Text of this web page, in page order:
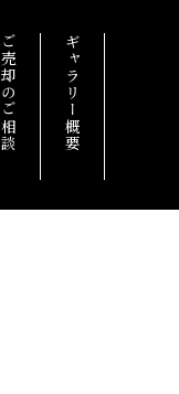
ご売却のご相談 ギャラリー概要